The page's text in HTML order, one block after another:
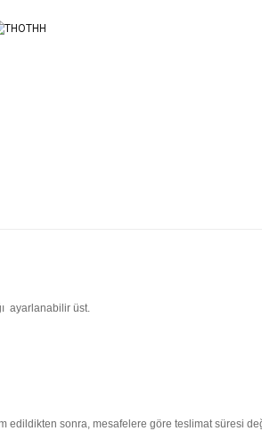
ayarlanabilir üst.
edildikten sonra, mesafelere göre teslimat süresi